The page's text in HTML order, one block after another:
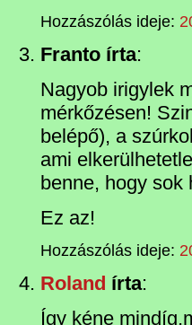
Hozzászólás ideje:
Franto írta:
Nagyob irigylek
mérkőzésen!
belépő), a
ami
benne, hogy sok
Ez az!
Hozzászólás ideje:
Roland írta:
Így kéne